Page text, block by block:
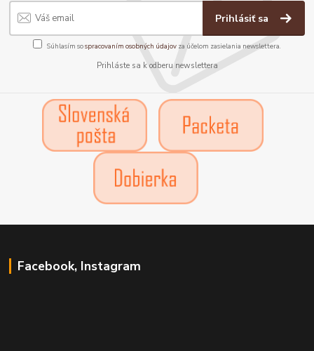
Prihlásiť sa
Súhlasím sospracovaním osobných údajov za účelom zasielania newslettera.
Prihláste sa k odberu newslettera
Facebook, Instagram